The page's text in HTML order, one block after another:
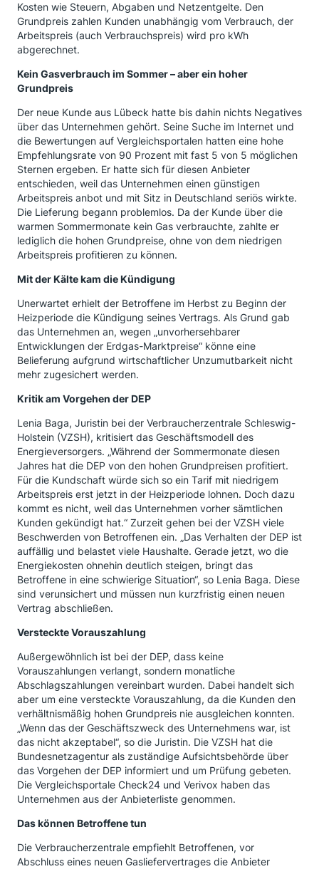
Kosten wie Steuern, Abgaben und Netzentgelte. Den
Grundpreis zahlen Kunden unabhängig vom Verbrauch, der
Arbeitspreis (auch Verbrauchspreis) wird pro kWh
abgerechnet.
Kein Gasverbrauch im Sommer – aber ein hoher
Grundpreis
Der neue Kunde aus Lübeck hatte bis dahin nichts Negatives
über das Unternehmen gehört. Seine Suche im Internet und
die Bewertungen auf Vergleichsportalen hatten eine hohe
Empfehlungsrate von 90 Prozent mit fast 5 von 5 möglichen
Sternen ergeben. Er hatte sich für diesen Anbieter
entschieden, weil das Unternehmen einen günstigen
Arbeitspreis anbot und mit Sitz in Deutschland seriös wirkte.
Die Lieferung begann problemlos. Da der Kunde über die
warmen Sommermonate kein Gas verbrauchte, zahlte er
lediglich die hohen Grundpreise, ohne von dem niedrigen
Arbeitspreis profitieren zu können.
Mit der Kälte kam die Kündigung
Unerwartet erhielt der Betroffene im Herbst zu Beginn der
Heizperiode die Kündigung seines Vertrags. Als Grund gab
das Unternehmen an, wegen „unvorhersehbarer
Entwicklungen der Erdgas-Marktpreise“ könne eine
Belieferung aufgrund wirtschaftlicher Unzumutbarkeit nicht
mehr zugesichert werden.
Kritik am Vorgehen der DEP
Lenia Baga, Juristin bei der Verbraucherzentrale Schleswig-
Holstein (VZSH), kritisiert das Geschäftsmodell des
Energieversorgers. „Während der Sommermonate diesen
Jahres hat die DEP von den hohen Grundpreisen profitiert.
Für die Kundschaft würde sich so ein Tarif mit niedrigem
Arbeitspreis erst jetzt in der Heizperiode lohnen. Doch dazu
kommt es nicht, weil das Unternehmen vorher sämtlichen
Kunden gekündigt hat.“ Zurzeit gehen bei der VZSH viele
Beschwerden von Betroffenen ein. „Das Verhalten der DEP ist
auffällig und belastet viele Haushalte. Gerade jetzt, wo die
Energiekosten ohnehin deutlich steigen, bringt das
Betroffene in eine schwierige Situation“, so Lenia Baga. Diese
sind verunsichert und müssen nun kurzfristig einen neuen
Vertrag abschließen.
Versteckte Vorauszahlung
Außergewöhnlich ist bei der DEP, dass keine
Vorauszahlungen verlangt, sondern monatliche
Abschlagszahlungen vereinbart wurden. Dabei handelt sich
aber um eine versteckte Vorauszahlung, da die Kunden den
verhältnismäßig hohen Grundpreis nie ausgleichen konnten.
„Wenn das der Geschäftszweck des Unternehmens war, ist
das nicht akzeptabel“, so die Juristin. Die VZSH hat die
Bundesnetzagentur als zuständige Aufsichtsbehörde über
das Vorgehen der DEP informiert und um Prüfung gebeten.
Die Vergleichsportale Check24 und Verivox haben das
Unternehmen aus der Anbieterliste genommen.
Das können Betroffene tun
Die Verbraucherzentrale empfiehlt Betroffenen, vor
Abschluss eines neuen Gasliefervertrages die Anbieter